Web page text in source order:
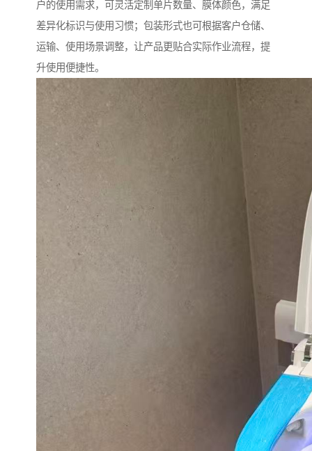
户的使用需求，可灵活定制单片数量、膜体颜色，满足
差异化标识与使用习惯；包装形式也可根据客户仓储、
运输、使用场景调整，让产品更贴合实际作业流程，提
升使用便捷性。